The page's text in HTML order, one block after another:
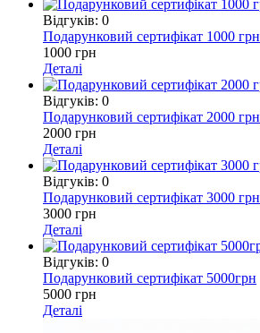
Відгуків: 0
Подарунковий сертифікат 1000 грн
1000 грн
Деталі
Відгуків: 0
Подарунковий сертифікат 2000 грн
2000 грн
Деталі
Відгуків: 0
Подарунковий сертифікат 3000 грн
3000 грн
Деталі
Відгуків: 0
Подарунковий сертифікат 5000грн
5000 грн
Деталі